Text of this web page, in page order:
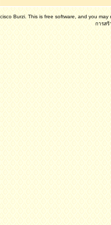
Burzi. This is free software, and you
การส